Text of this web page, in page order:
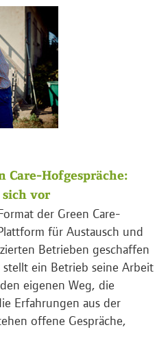
Hofgespräche:
vor
der Green Care-
für Austausch und
Betrieben geschaffen
ein Betrieb seine Arbeit
eigenen Weg, die
Erfahrungen aus der
offene Gespräche,